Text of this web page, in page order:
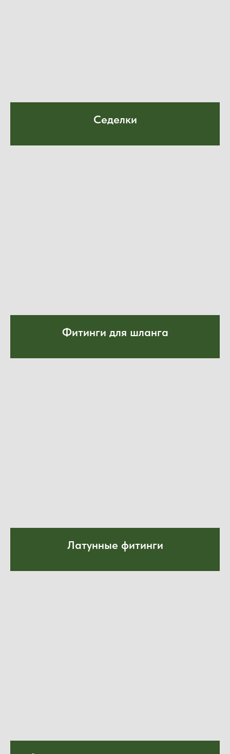
Седелки
Фитинги для шланга
Латунные фитинги